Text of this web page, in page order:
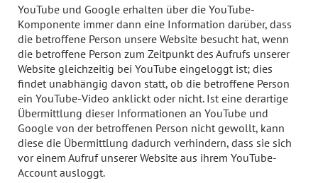
YouTube und Google erhalten über die YouTube-
Komponente immer dann eine Information darüber, dass
die betroffene Person unsere Website besucht hat, wenn
die betroffene Person zum Zeitpunkt des Aufrufs unserer
Website gleichzeitig bei YouTube eingeloggt ist; dies
findet unabhängig davon statt, ob die betroffene Person
ein YouTube-Video anklickt oder nicht. Ist eine derartige
Übermittlung dieser Informationen an YouTube und
Google von der betroffenen Person nicht gewollt, kann
diese die Übermittlung dadurch verhindern, dass sie sich
vor einem Aufruf unserer Website aus ihrem YouTube-
Account ausloggt.